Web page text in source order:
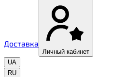
Доставка
Личный кабинет
UA
RU